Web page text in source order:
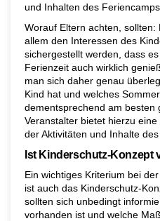
und Inhalten des Feriencamps.
Worauf Eltern achten,
allem den Interessen des
sichergestellt werden, dass
Ferienzeit auch wirklich
man sich daher genau
Kind hat und welches
dementsprechend am besten
Veranstalter bietet hierzu
der Aktivitäten und Inhalte
Ist Kinderschutz-Konzept
Ein wichtiges Kriterium bei
ist auch das Kinderschutz-
sollten sich unbedingt
vorhanden ist und welche